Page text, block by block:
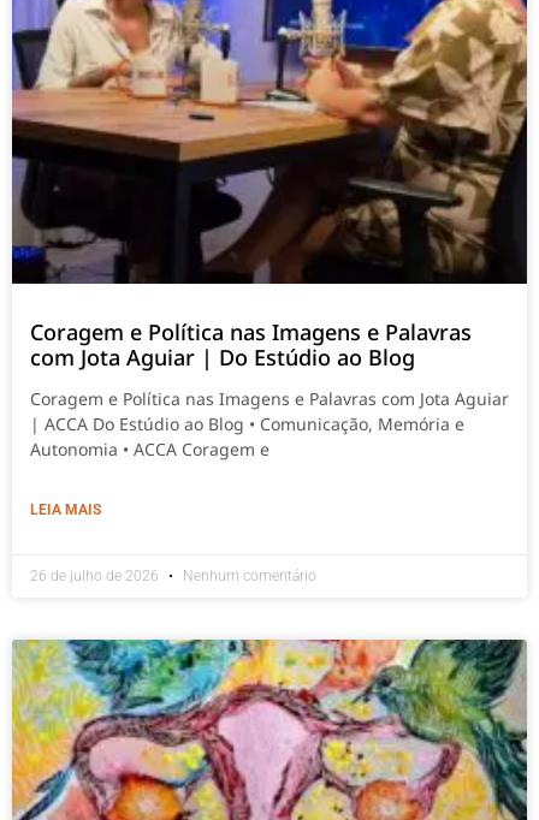
Coragem e Política nas Imagens e Palavras
com Jota Aguiar | Do Estúdio ao Blog
Coragem e Política nas Imagens e Palavras com Jota Aguiar
| ACCA Do Estúdio ao Blog • Comunicação, Memória e
Autonomia • ACCA Coragem e
LEIA MAIS
26 de julho de 2026 Nenhum comentário